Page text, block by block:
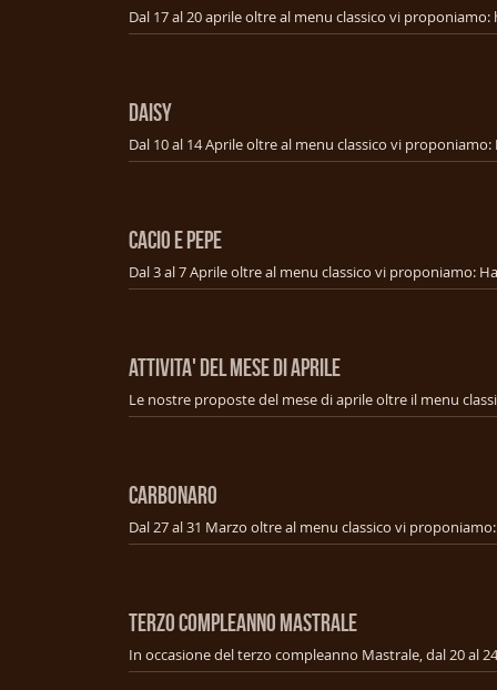
DAISY
CACIO E PEPE
ATTIVITA' DEL MESE DI APRILE
Le nostre proposte del mese di aprile oltre il menu
CARBONARO
TERZO COMPLEANNO MASTRALE